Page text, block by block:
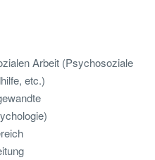
Arbeit (Psychosoziale
etc.)